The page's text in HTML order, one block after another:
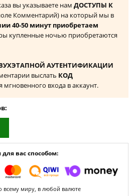
вы указываете нам ДОСТУПЫ К
Комментарий) на который мы в
40-50 минут приобретаем
купленные ночью приобретаются
АУТЕНТИФИКАЦИИ
выслать КОД
мгновенного входа в аккаунт.
вас способом:
миру, в любой валюте